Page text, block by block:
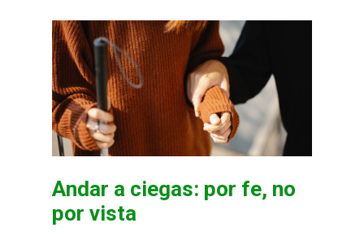
Andar a ciegas: por fe, no
por vista